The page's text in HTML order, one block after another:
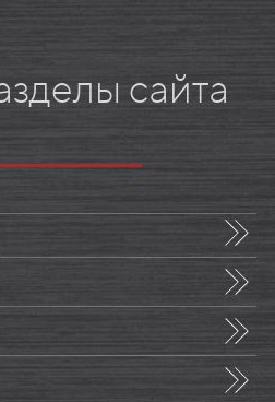
сайта